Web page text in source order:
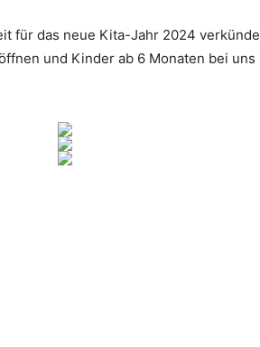
für das neue Kita-Jahr 2024
und Kinder ab 6 Monaten bei uns